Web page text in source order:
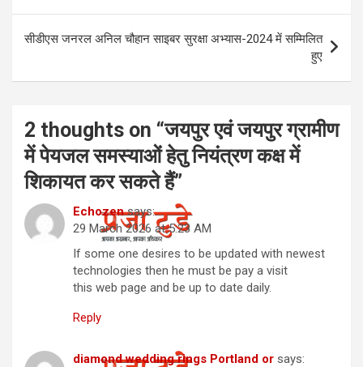
सीडीएस जनरल अनिल चौहान साइबर सुरक्षा अभ्यास-2024 में सम्मिलित
हुए
2 thoughts on “जयपुर एवं जयपुर ग्रामीण
में पेयजल समस्याओं हेतु नियंत्रण कक्ष में
शिकायत कर सकते हैं”
Echozen says:
29 March 2026 at 5:23 AM
If some one desires to be updated with newest
technologies then he must be pay a visit
this web page and be up to date daily.
Reply
diamond wedding rings Portland or says: